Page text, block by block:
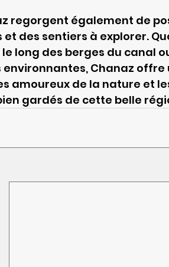
regorgent également de
des sentiers à explorer.
long des berges du canal
environnantes, Chanaz offre
amoureux de la nature et
gardés de cette belle